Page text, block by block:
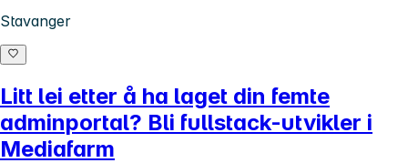
Stavanger
Litt lei etter å ha laget din femte
adminportal? Bli fullstack-utvikler i
Mediafarm